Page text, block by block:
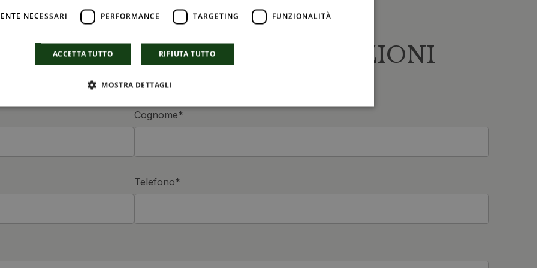
PER RICHIEDERE INFORMAZIONI
Cognome*
Telefono*
NECESSARI PERFORMANCE TARGETING FUNZIONALITÀ
ACCETTA TUTTO RIFIUTA TUTTO
MOSTRA DETTAGLI